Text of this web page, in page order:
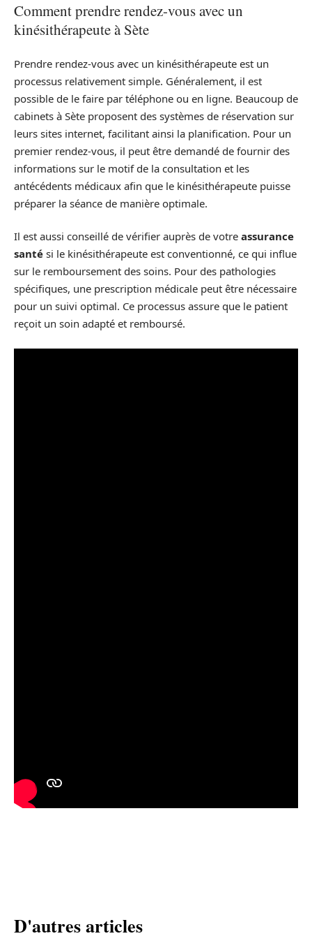
Comment prendre rendez-vous avec un
kinésithérapeute à Sète
Prendre rendez-vous avec un kinésithérapeute est un
processus relativement simple. Généralement, il est
possible de le faire par téléphone ou en ligne. Beaucoup de
cabinets à Sète proposent des systèmes de réservation sur
leurs sites internet, facilitant ainsi la planification. Pour un
premier rendez-vous, il peut être demandé de fournir des
informations sur le motif de la consultation et les
antécédents médicaux afin que le kinésithérapeute puisse
préparer la séance de manière optimale.
Il est aussi conseillé de vérifier auprès de votre assurance
santé si le kinésithérapeute est conventionné, ce qui influe
sur le remboursement des soins. Pour des pathologies
spécifiques, une prescription médicale peut être nécessaire
pour un suivi optimal. Ce processus assure que le patient
reçoit un soin adapté et remboursé.
D'autres articles